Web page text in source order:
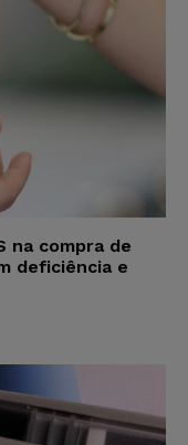
na compra de
deficiência e